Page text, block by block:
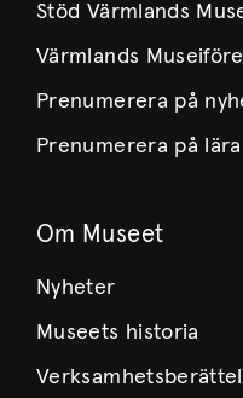
Stöd Värmlands
Värmlands
Prenumerera på
Prenumerera på
Om Museet
Nyheter
Museets historia